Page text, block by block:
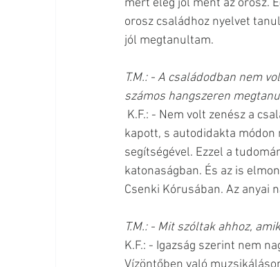
mert elég jól ment az orosz.
orosz családhoz nyelvet
jól megtanultam.
T.M.: - A családodban nem
számos hangszeren
kapott, s autodidakta
segítségével. Ezzel a
katonaságban. És az is
Csenki Kórusában. Az anyai
T.M.: - Mit szóltak ahhoz,
K.F.: - Igazság szerint nem